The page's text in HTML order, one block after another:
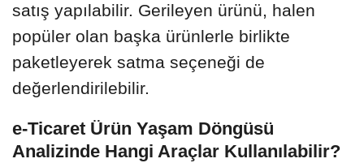
satış yapılabilir. Gerileyen ürünü, halen
popüler olan başka ürünlerle birlikte
paketleyerek satma seçeneği de
değerlendirilebilir.
e-Ticaret Ürün Yaşam Döngüsü
Analizinde Hangi Araçlar Kullanılabilir?